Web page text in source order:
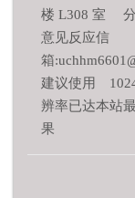
楼 L308 室 分
意见反应信
箱
建议使用
辨率已达本站
果